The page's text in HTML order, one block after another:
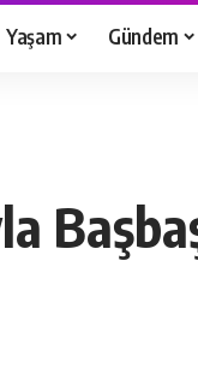
Yaşam Gündem